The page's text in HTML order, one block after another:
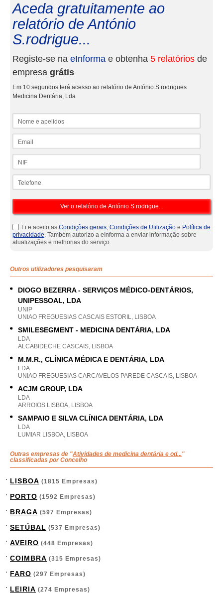
Aceda gratuitamente ao
relatório de António
S.rodrigue...
Registe-se na eInforma e obtenha 5 relatórios de
empresa grátis
Em 10 segundos terá acesso ao relatório de António S.rodrigues
Medicina Dentária, Lda
Li e aceito as Condições gerais, Condições de Utilização e Política de
privacidade. Também autorizo a eInforma a enviar informação sobre
atualizações e melhorias do serviço.
Outros utilizadores pesquisaram
DIOGO BEZERRA - SERVIÇOS MÉDICO-DENTÁRIOS,
UNIPESSOAL, LDA
UNIP
UNIAO FREGUESIAS CASCAIS ESTORIL, LISBOA
SMILESEGMENT - MEDICINA DENTÁRIA, LDA
LDA
ALCABIDECHE CASCAIS, LISBOA
M.M.R., CLÍNICA MÉDICA E DENTÁRIA, LDA
LDA
UNIAO FREGUESIAS CARCAVELOS PAREDE CASCAIS, LISBOA
ACJM GROUP, LDA
LDA
ARROIOS LISBOA, LISBOA
SAMPAIO E SILVA CLÍNICA DENTÁRIA, LDA
LDA
LUMIAR LISBOA, LISBOA
Outras empresas de "Atividades de medicina dentária e od..."
classificadas por Concelho
LISBOA (1815 Empresas)
PORTO (1592 Empresas)
BRAGA (597 Empresas)
SETÚBAL (537 Empresas)
AVEIRO (448 Empresas)
COIMBRA (315 Empresas)
FARO (297 Empresas)
LEIRIA (274 Empresas)